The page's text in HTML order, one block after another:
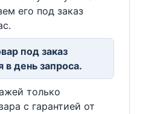
его под заказ
под заказ
в день запроса.
только
с гарантией от